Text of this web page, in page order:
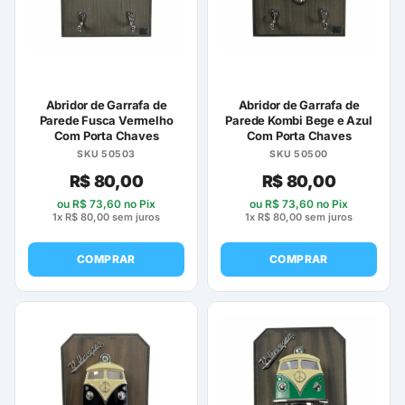
Abridor de Garrafa de
Parede Fusca Vermelho
Com Porta Chaves
SKU 50503
R$80,00
ou R$ 73,60 no Pix
1x R$ 80,00 sem juros
COMPRAR
Abridor de Garrafa de
Parede Kombi Bege e Azul
Com Porta Chaves
SKU 50500
R$80,00
ou R$ 73,60 no Pix
1x R$ 80,00 sem juros
COMPRAR